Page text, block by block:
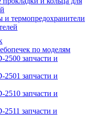
и термопредохранители
по моделям
2500 запчасти и
2501 запчасти и
2510 запчасти и
2511 запчасти и